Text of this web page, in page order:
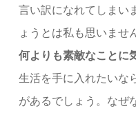
言い訳になれてしまい
ょうとは私も思いませ
何よりも素敵なことに
生活を手に入れたいな
があるでしょう。なぜ